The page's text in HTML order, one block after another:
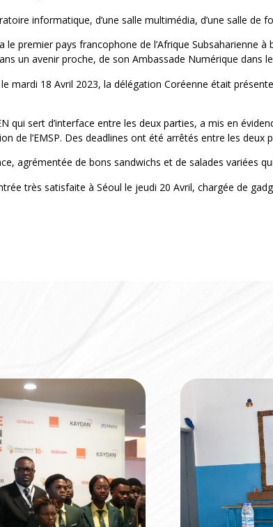
informatique, d’une salle multimédia, d’une salle
le premier pays francophone de l’Afrique Subsaharienne
un avenir proche, de son Ambassade Numérique dans
mardi 18 Avril 2023, la délégation Coréenne était
qui sert d’interface entre les deux parties, a mis en
de l’EMSP. Des deadlines ont été arrêtés entre les
agrémentée de bons sandwichs et de salades variées
très satisfaite à Séoul le jeudi 20 Avril, chargée de